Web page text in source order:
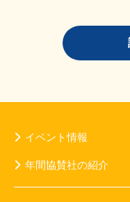
イベント情報
年間協賛社の紹介